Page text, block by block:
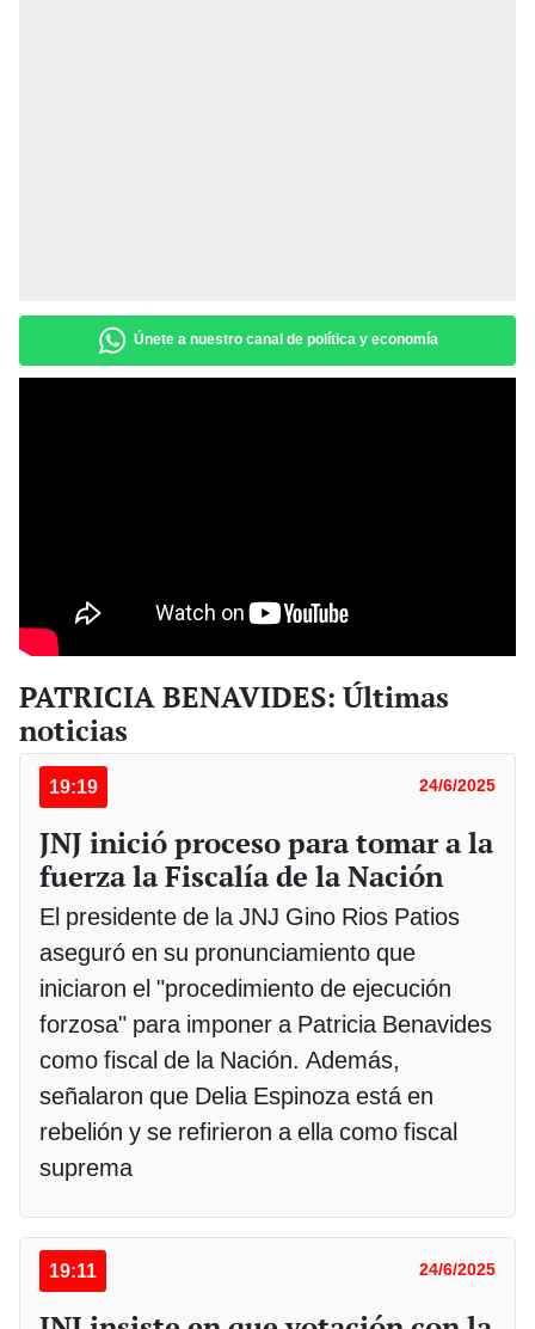
Únete a nuestro canal de política y economía
PATRICIA BENAVIDES: Últimas
noticias
19:19 24/6/2025
JNJ inició proceso para tomar a la
fuerza la Fiscalía de la Nación
El presidente de la JNJ Gino Rios Patios
aseguró en su pronunciamiento que
iniciaron el "procedimiento de ejecución
forzosa" para imponer a Patricia Benavides
como fiscal de la Nación. Además,
señalaron que Delia Espinoza está en
rebelión y se refirieron a ella como fiscal
suprema
19:11 24/6/2025